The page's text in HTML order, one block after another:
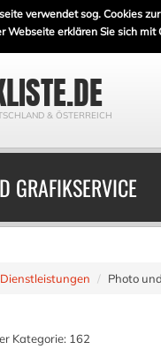
verwendet sog. Cookies
Webseite erklären Sie sich mit
& ÖSTERREICH
GRAFIKSERVICE
Dienstleistungen Photo
Kategorie: 162